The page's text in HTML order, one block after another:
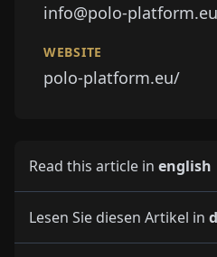
info@polo-platform.eu
WEBSITE
polo-platform.eu/
Read this article in english
Lesen Sie diesen Artikel in